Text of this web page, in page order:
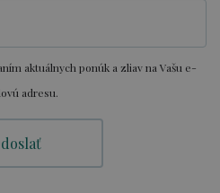
aktuálnych ponúk a zliav na Vašu e-
adresu.